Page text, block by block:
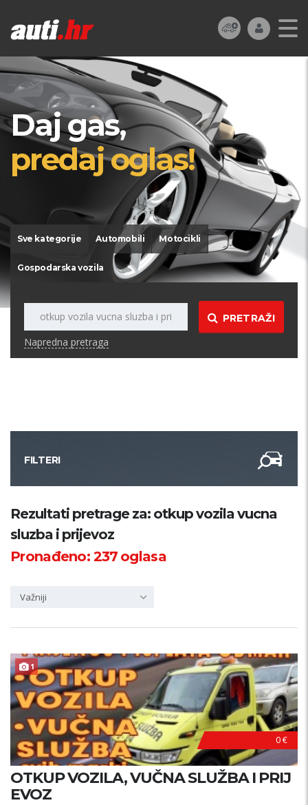
Daj gas,
predaj oglas!
Sve kategorije Automobili Motocikli
Gospodarska vozila
PRETRAŽI
Napredna pretraga
FILTERI
Kategorija
Županija
Rezultati pretrage za: otkup vozila vucna
sluzba i prijevoz
Pronađeno:237oglasa
Važniji
1
0 €
OTKUP VOZILA, VUČNA SLUŽBA I PRIJ
EVOZ